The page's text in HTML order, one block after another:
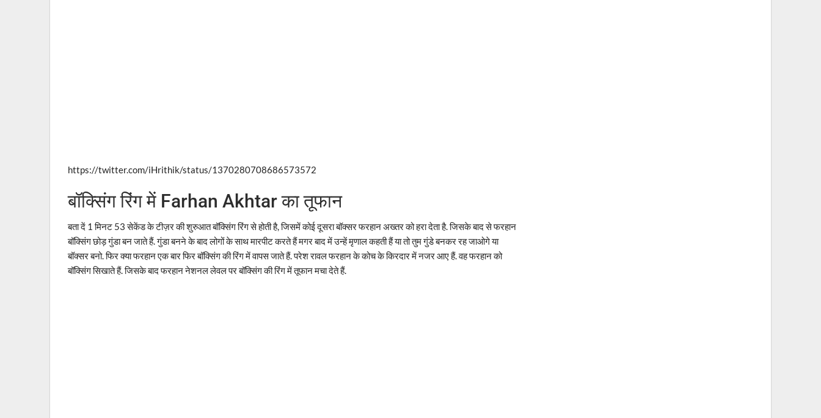
https://twitter.com/iHrithik/status/1370280708686573572
बॉक्सिंग रिंग में Farhan Akhtar का तूफान
बता दें 1 मिनट 53 सेकेंड के टीज़र की शुरुआत बॉक्सिंग रिंग से होती है, जिसमें कोई दूसरा बॉक्सर फरहान अख्तर को हरा देता है. जिसके बाद से फरहान
बॉक्सिंग छोड़ गुंडा बन जाते हैं. गुंडा बनने के बाद लोगों के साथ मारपीट करते हैं मगर बाद में उन्हें मृणाल कहती हैं या तो तुम गुंडे बनकर रह जाओगे या
बॉक्सर बनो. फिर क्या फरहान एक बार फिर बॉक्सिंग की रिंग में वापस जाते हैं. परेश रावल फरहान के कोच के किरदार में नजर आए हैं. वह फरहान को
बॉक्सिंग सिखाते हैं. जिसके बाद फरहान नेशनल लेवल पर बॉक्सिंग की रिंग में तूफान मचा देते हैं.